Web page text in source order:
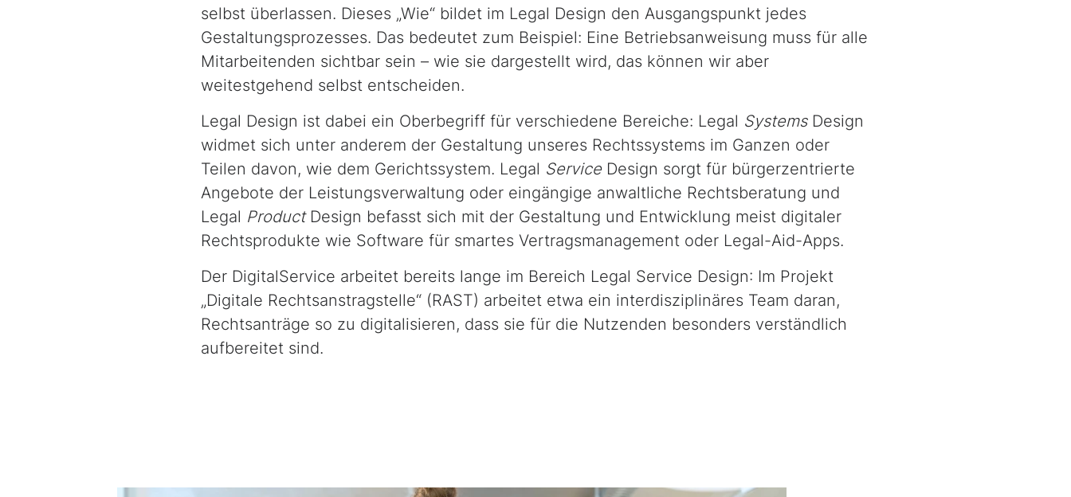
selbst überlassen. Dieses „Wie“ bildet im Legal Design den Ausgangspunkt jedes
Gestaltungsprozesses. Das bedeutet zum Beispiel: Eine Betriebsanweisung muss für alle
Mitarbeitenden sichtbar sein – wie sie dargestellt wird, das können wir aber
weitestgehend selbst entscheiden.
Legal Design ist dabei ein Oberbegriff für verschiedene Bereiche: Legal SystemsDesign
widmet sich unter anderem der Gestaltung unseres Rechtssystems im Ganzen oder
Teilen davon, wie dem Gerichtssystem. Legal Service Design sorgt für bürgerzentrierte
Angebote der Leistungsverwaltung oder eingängige anwaltliche Rechtsberatung und
Legal Product Design befasst sich mit der Gestaltung und Entwicklung meist digitaler
Rechtsprodukte wie Software für smartes Vertragsmanagement oder Legal-Aid-Apps.
Der DigitalService arbeitet bereits lange im Bereich Legal Service Design: Im Projekt
„Digitale Rechtsanstragstelle“ (RAST) arbeitet etwa ein interdisziplinäres Team daran,
Rechtsanträge so zu digitalisieren, dass sie für die Nutzenden besonders verständlich
aufbereitet sind.